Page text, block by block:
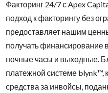
Факторинг 24/7 с Apex
подход к факторингу без
предоставляет нашим
получать финансирование
ночные часы и выходные.
платежной системе blynk™,
средства за инвойсы,